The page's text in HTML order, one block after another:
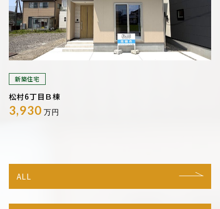
新築住宅
松村6丁目Ｂ棟
3,930 万円
ALL